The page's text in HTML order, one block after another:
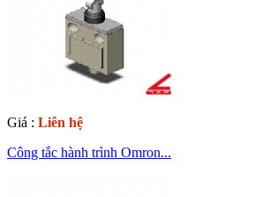
Giá : Liên hệ
Công tắc hành trình Omron...